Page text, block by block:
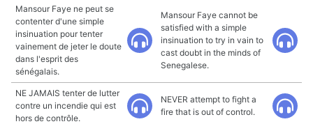
Mansour Faye ne peut se
contenter d'une simple
insinuation pour tenter
vainement de jeter le doute
dans l'esprit des
sénégalais.
Mansour Faye cannot be
satisfied with a simple
insinuation to try in vain to
cast doubt in the minds of
Senegalese.
NE JAMAIS tenter de lutter
contre un incendie qui est
hors de contrôle.
NEVER attempt to fight a
fire that is out of control.